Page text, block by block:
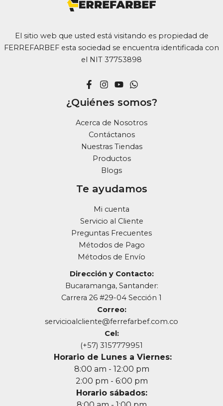
El sitio web que usted está visitando es propiedad de
FERREFARBEF esta sociedad se encuentra identificada con
el NIT 37753898
¿Quiénes somos?
Acerca de Nosotros
Contáctanos
Nuestras Tiendas
Productos
Blogs
Te ayudamos
Mi cuenta
Servicio al Cliente
Preguntas Frecuentes
Métodos de Pago
Métodos de Envío
Dirección y Contacto:
Bucaramanga, Santander:
Carrera 26 #29-04 Sección 1
Correo:
servicioalcliente@ferrefarbef.com.co
Cel:
(+57) 3157779951
Horario de Lunes a Viernes:
8:00 am - 12:00 pm
2:00 pm - 6:00 pm
Horario sábados: